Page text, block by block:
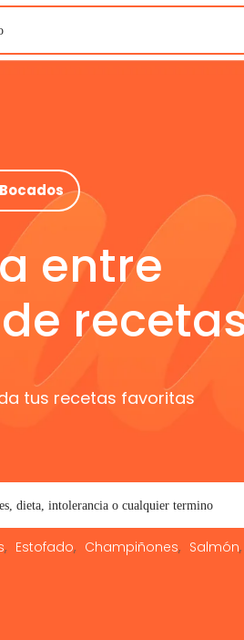
entre
de
tus recetas favoritas
Estofado Champiñones Salmón